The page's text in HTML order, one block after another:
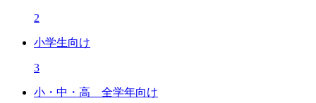
2
小学生向け
3
小・中・高 全学年向け